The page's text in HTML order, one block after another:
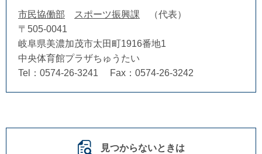
市民協働部 スポーツ振興課
代表
〒505-0041
岐阜県美濃加茂市太田町1916番地1
中央体育館プラザちゅうたい
Tel：0574-26-3241
Fax：0574-26-3242
見つからないときは